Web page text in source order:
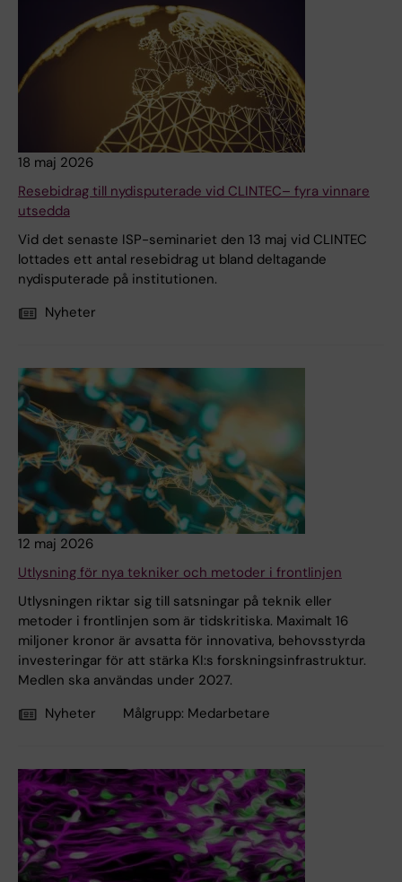
18 maj 2026
Resebidrag till nydisputerade vid CLINTEC– fyra vinnare
utsedda
Vid det senaste ISP-seminariet den 13 maj vid CLINTEC
lottades ett antal resebidrag ut bland deltagande
nydisputerade på institutionen.
Nyheter
12 maj 2026
Utlysning för nya tekniker och metoder i frontlinjen
Utlysningen riktar sig till satsningar på teknik eller
metoder i frontlinjen som är tidskritiska. Maximalt 16
miljoner kronor är avsatta för innovativa, behovsstyrda
investeringar för att stärka KI:s forskningsinfrastruktur.
Medlen ska användas under 2027.
Nyheter
Målgrupp: Medarbetare